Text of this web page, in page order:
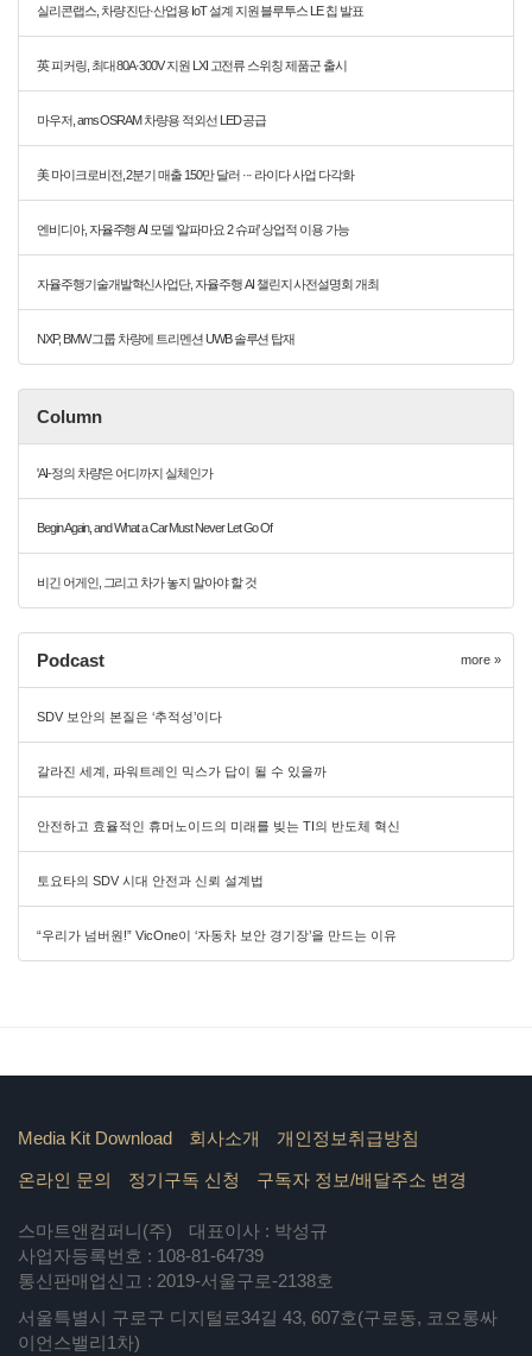
실리콘랩스, 차량 진단·산업용 IoT 설계 지원 블루투스 LE 칩 발표
英 피커링, 최대 80A·300V 지원 LXI 고전류 스위칭 제품군 출시
마우저, ams OSRAM 차량용 적외선 LED 공급
美 마이크로비전, 2분기 매출 150만 달러 ··· 라이다 사업 다각화
엔비디아, 자율주행 AI 모델 ‘알파마요 2 슈퍼’ 상업적 이용 가능
자율주행기술개발혁신사업단, 자율주행 AI 챌린지 사전설명회 개최
NXP, BMW 그룹 차량에 트리멘션 UWB 솔루션 탑재
Column
'AI-정의 차량'은 어디까지 실체인가
Begin Again, and What a Car Must Never Let Go Of
비긴 어게인, 그리고 차가 놓지 말아야 할 것
Podcast more »
SDV 보안의 본질은 ‘추적성’이다
갈라진 세계, 파워트레인 믹스가 답이 될 수 있을까
안전하고 효율적인 휴머노이드의 미래를 빚는 TI의 반도체 혁신
토요타의 SDV 시대 안전과 신뢰 설계법
“우리가 넘버원!” VicOne이 ‘자동차 보안 경기장’을 만드는 이유
Media Kit Download 회사소개 개인정보취급방침
온라인 문의 정기구독 신청 구독자 정보/배달주소 변경
스마트앤컴퍼니(주)
대표이사 : 박성규
사업자등록번호 : 108-81-64739
통신판매업신고 : 2019-서울구로-2138호
서울특별시 구로구 디지털로34길 43, 607호(구로동, 코오롱싸
이언스밸리1차)